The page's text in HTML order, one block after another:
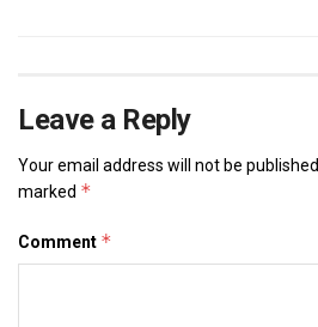
Leave a Reply
Your email address will not be published.
marked *
Comment *